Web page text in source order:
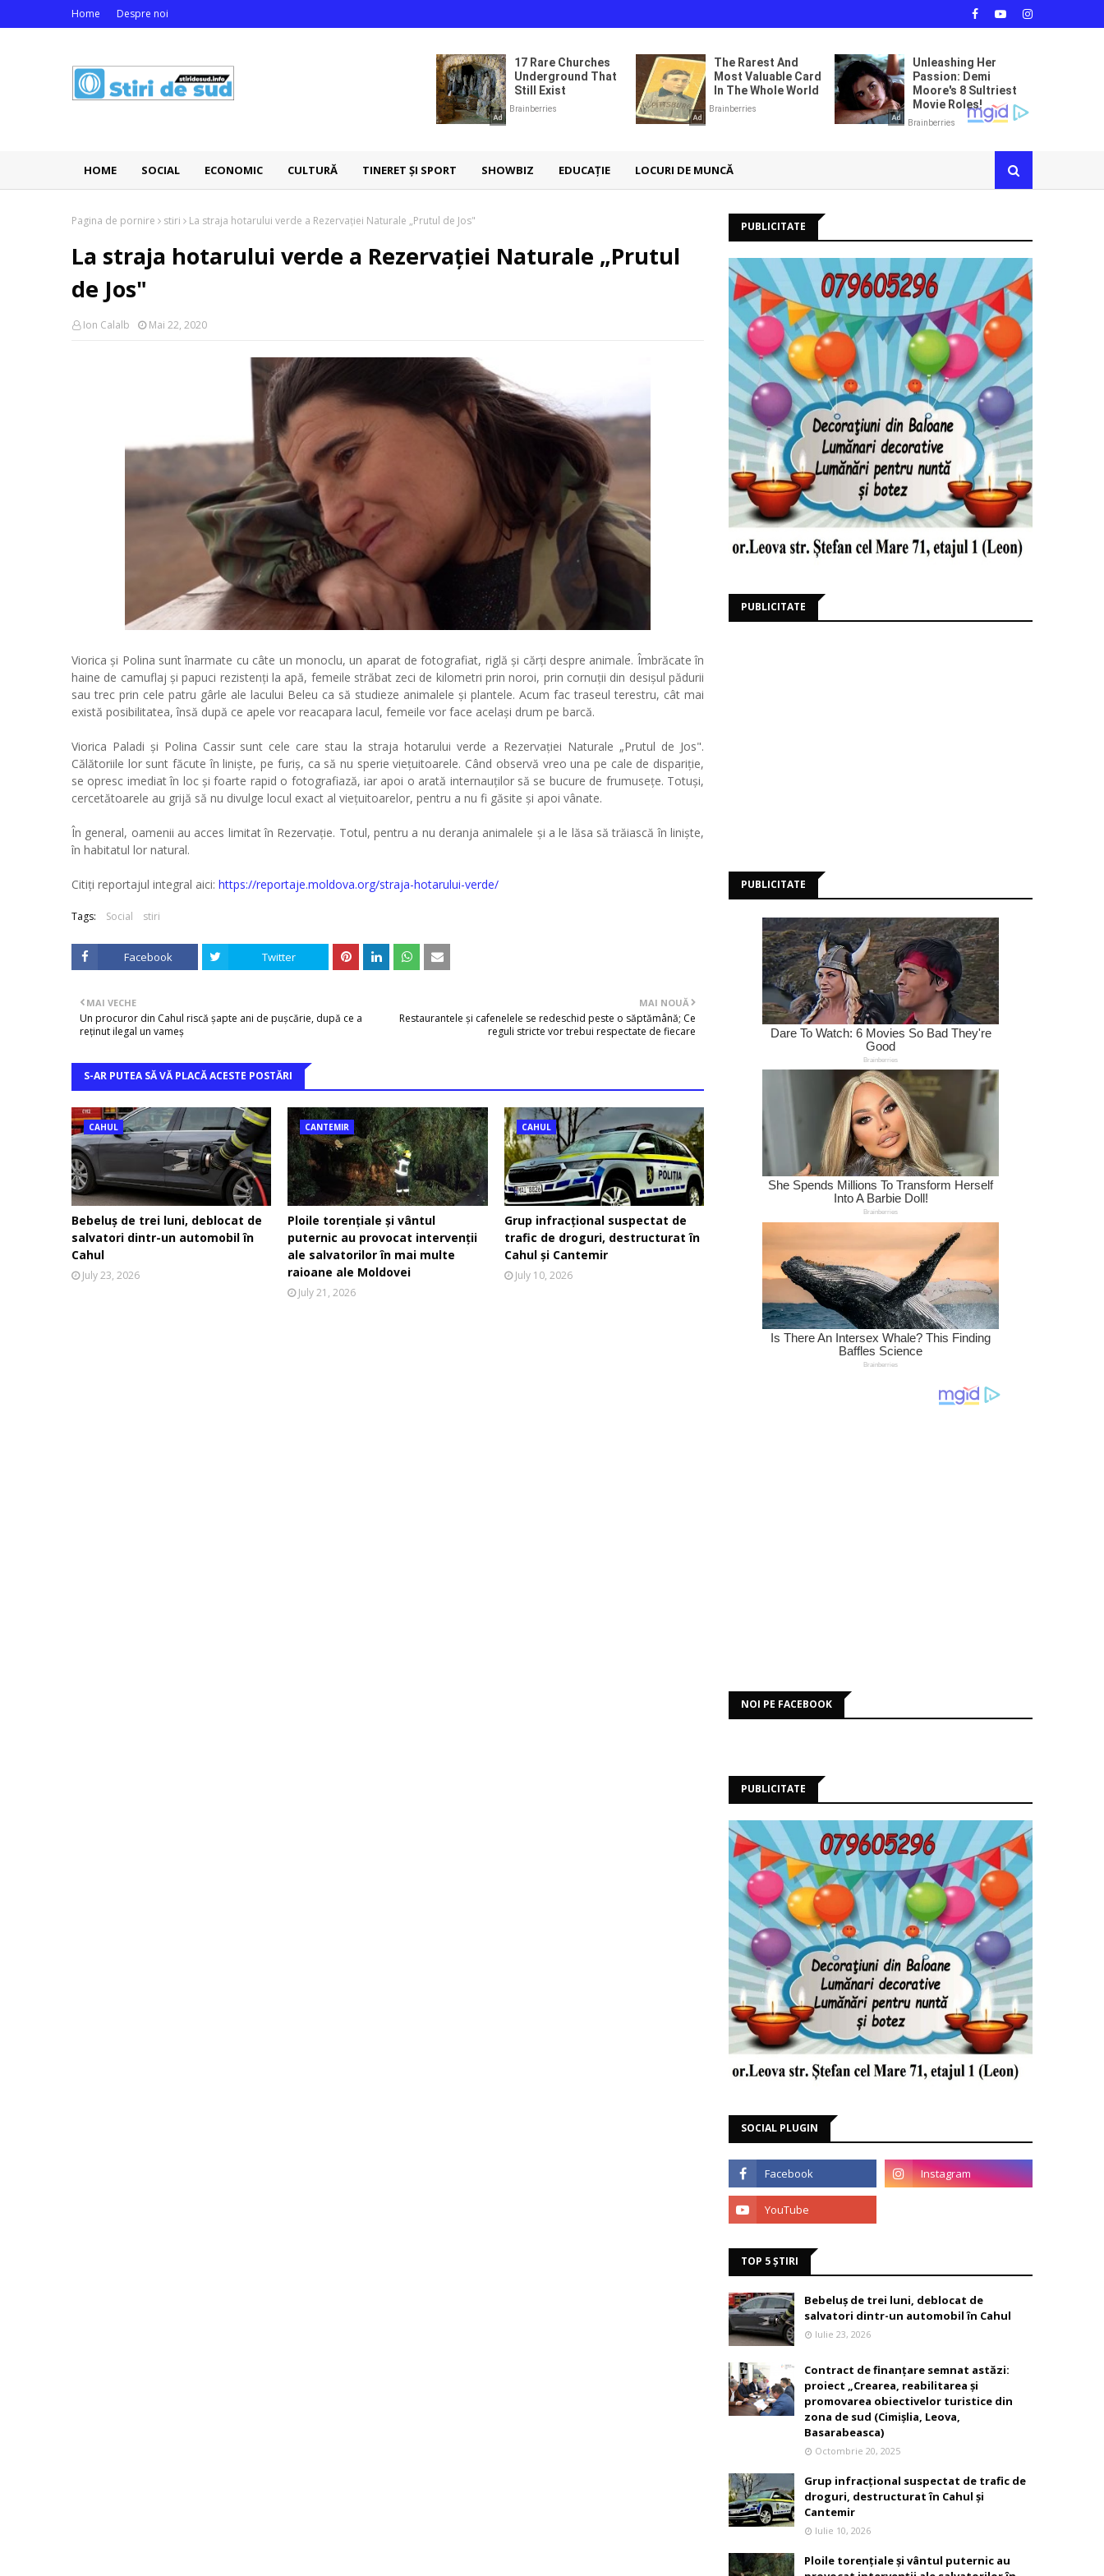
Home Despre noi
HOME SOCIAL ECONOMIC CULTURĂ TINERET ȘI SPORT SHOWBIZ EDUCAȚIE LOCURI DE MUNCĂ
Pagina de pornire stiri La straja hotarului verde a Rezervației Naturale „Prutul de Jos"
La straja hotarului verde a Rezervației Naturale „Prutul
de Jos"
Ion Calalb Mai 22, 2020
Viorica și Polina sunt înarmate cu câte un monoclu, un aparat de fotografiat, riglă și cărți despre animale. Îmbrăcate în
haine de camuflaj și papuci rezistenți la apă, femeile străbat zeci de kilometri prin noroi, prin cornuții din desișul pădurii
sau trec prin cele patru gârle ale lacului Beleu ca să studieze animalele și plantele. Acum fac traseul terestru, cât mai
există posibilitatea, însă după ce apele vor reacapara lacul, femeile vor face același drum pe barcă.
Viorica Paladi și Polina Cassir sunt cele care stau la straja hotarului verde a Rezervației Naturale „Prutul de Jos".
Călătoriile lor sunt făcute în liniște, pe furiș, ca să nu sperie viețuitoarele. Când observă vreo una pe cale de dispariție,
se opresc imediat în loc și foarte rapid o fotografiază, iar apoi o arată internauților să se bucure de frumusețe. Totuși,
cercetătoarele au grijă să nu divulge locul exact al viețuitoarelor, pentru a nu fi găsite și apoi vânate.
În general, oamenii au acces limitat în Rezervație. Totul, pentru a nu deranja animalele și a le lăsa să trăiască în liniște,
în habitatul lor natural.
Citiți reportajul integral aici: https://reportaje.moldova.org/straja-hotarului-verde/
Tags: Social stiri
Facebook Twitter
MAI NOUĂ
Restaurantele și cafenelele se redeschid peste o săptămână; Ce
reguli stricte vor trebui respectate de fiecare
MAI VECHE
Un procuror din Cahul riscă șapte ani de pușcărie, după ce a
reținut ilegal un vameș
S-AR PUTEA SĂ VĂ PLACĂ ACESTE POSTĂRI
CAHUL
Bebeluș de trei luni, deblocat de
salvatori dintr-un automobil în
Cahul
July 23, 2026
CANTEMIR
Ploile torențiale și vântul
puternic au provocat intervenții
ale salvatorilor în mai multe
raioane ale Moldovei
July 21, 2026
CAHUL
Grup infracțional suspectat de
trafic de droguri, destructurat în
Cahul și Cantemir
July 10, 2026
PUBLICITATE
PUBLICITATE
PUBLICITATE
NOI PE FACEBOOK
PUBLICITATE
SOCIAL PLUGIN
TOP 5 ȘTIRI
Bebeluș de trei luni, deblocat de
salvatori dintr-un automobil în Cahul
Iulie 23, 2026
Contract de finanțare semnat astăzi:
proiect „Crearea, reabilitarea și
promovarea obiectivelor turistice din
zona de sud (Cimișlia, Leova,
Basarabeasca)
Octombrie 20, 2025
Grup infracțional suspectat de trafic de
droguri, destructurat în Cahul și
Cantemir
Iulie 10, 2026
Ploile torențiale și vântul puternic au